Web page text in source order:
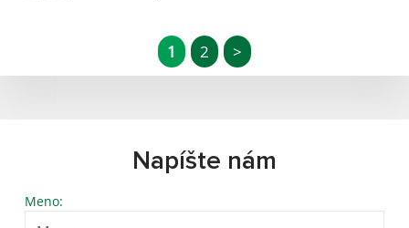
1 2 >
Napíšte nám
Meno: